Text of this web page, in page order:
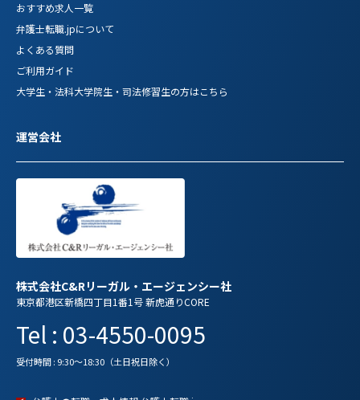
おすすめ求人一覧
弁護士転職.jpについて
よくある質問
ご利用ガイド
大学生・法科大学院生・司法修習生の方はこちら
運営会社
株式会社C&Rリーガル・エージェンシー社
東京都港区新橋四丁目1番1号 新虎通りCORE
Tel : 03-4550-0095
受付時間 : 9:30～18:30（土日祝日除く）